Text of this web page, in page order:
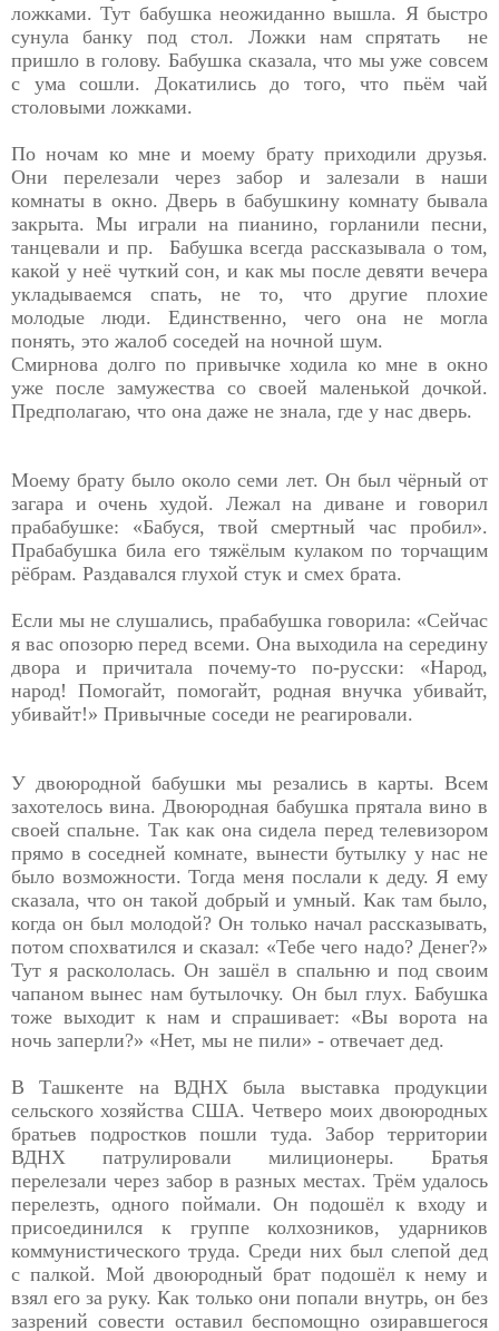
ложками. Тут бабушка неожиданно вышла. Я быстро
сунула банку под стол. Ложки нам спрятать не
пришло в голову. Бабушка сказала, что мы уже совсем
с ума сошли. Докатились до того, что пьём чай
столовыми ложками.
По ночам ко мне и моему брату приходили друзья.
Они перелезали через забор и залезали в наши
комнаты в окно. Дверь в бабушкину комнату бывала
закрыта. Мы играли на пианино, горланили песни,
танцевали и пр. Бабушка всегда рассказывала о том,
какой у неё чуткий сон, и как мы после девяти вечера
укладываемся спать, не то, что другие плохие
молодые люди. Единственно, чего она не могла
понять, это жалоб соседей на ночной шум.
Смирнова долго по привычке ходила ко мне в окно
уже после замужества со своей маленькой дочкой.
Предполагаю, что она даже не знала, где у нас дверь.
Моему брату было около семи лет. Он был чёрный от
загара и очень худой. Лежал на диване и говорил
прабабушке: «Бабуся, твой смертный час пробил».
Прабабушка била его тяжёлым кулаком по торчащим
рёбрам. Раздавался глухой стук и смех брата.
Если мы не слушались, прабабушка говорила: «Сейчас
я вас опозорю перед всеми. Она выходила на середину
двора и причитала почему-то по-русски: «Народ,
народ! Помогайт, помогайт, родная внучка убивайт,
убивайт!» Привычные соседи не реагировали.
У двоюродной бабушки мы резались в карты. Всем
захотелось вина. Двоюродная бабушка прятала вино в
своей спальне. Так как она сидела перед телевизором
прямо в соседней комнате, вынести бутылку у нас не
было возможности. Тогда меня послали к деду. Я ему
сказала, что он такой добрый и умный. Как там было,
когда он был молодой? Он только начал рассказывать,
потом спохватился и сказал: «Тебе чего надо? Денег?»
Тут я раскололась. Он зашёл в спальню и под своим
чапаном вынес нам бутылочку. Он был глух. Бабушка
тоже выходит к нам и спрашивает: «Вы ворота на
ночь заперли?» «Нет, мы не пили» - отвечает дед.
В Ташкенте на ВДНХ была выставка продукции
сельского хозяйства США. Четверо моих двоюродных
братьев подростков пошли туда. Забор территории
ВДНХ патрулировали милиционеры. Братья
перелезали через забор в разных местах. Трём удалось
перелезть, одного поймали. Он подошёл к входу и
присоединился к группе колхозников, ударников
коммунистического труда. Среди них был слепой дед
с палкой. Мой двоюродный брат подошёл к нему и
взял его за руку. Как только они попали внутрь, он без
зазрений совести оставил беспомощно озиравшегося